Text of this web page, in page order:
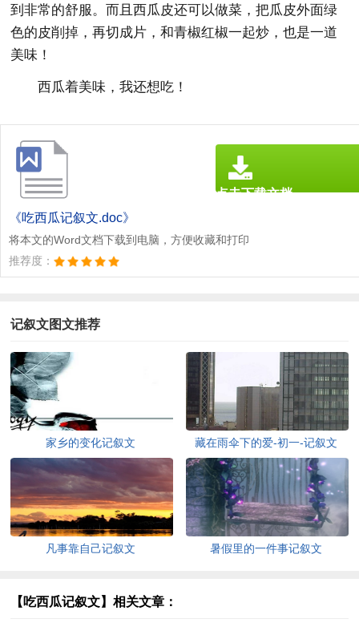
到非常的舒服。而且西瓜皮还可以做菜，把瓜皮外面绿
色的皮削掉，再切成片，和青椒红椒一起炒，也是一道
美味！
西瓜着美味，我还想吃！
《吃西瓜记叙文.doc》
将本文的Word文档下载到电脑，方便收藏和打印
推荐度：
点击下载文档
记叙文图文推荐
家乡的变化记叙文 藏在雨伞下的爱-初一-记叙文
凡事靠自己记叙文 暑假里的一件事记叙文
【吃西瓜记叙文】相关文章：